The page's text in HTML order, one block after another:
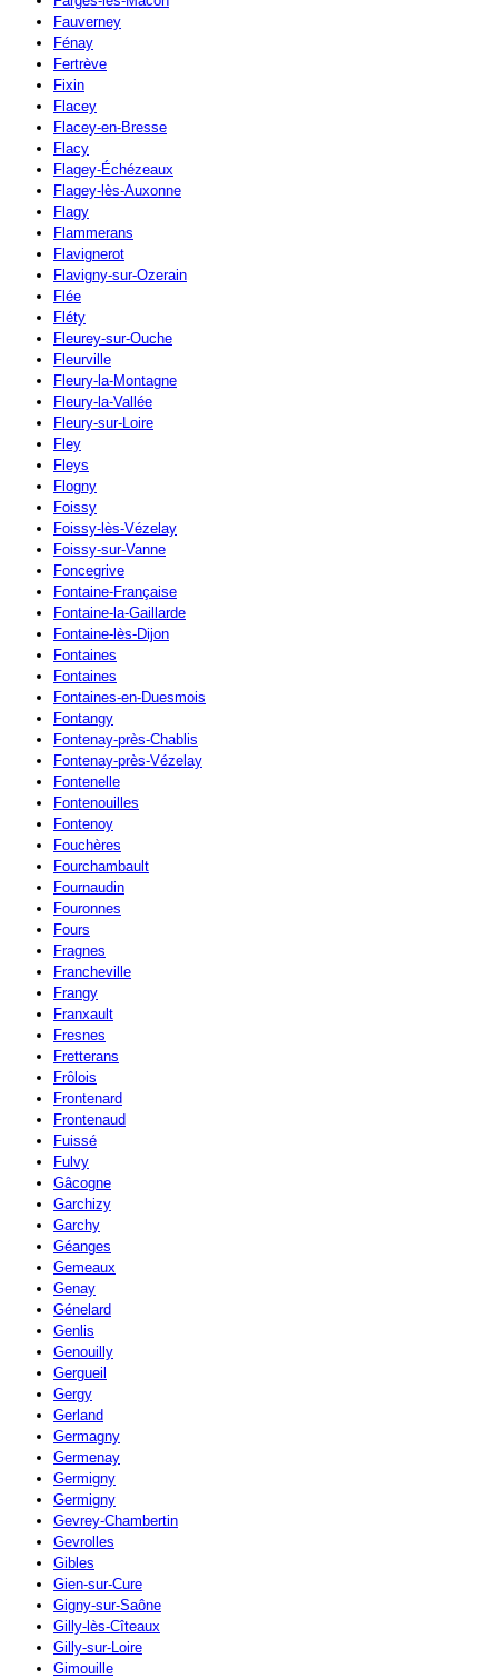
Fauverney
Fénay
Fertrève
Fixin
Flacey
Flacey-en-Bresse
Flacy
Flagey-Échézeaux
Flagey-lès-Auxonne
Flagy
Flammerans
Flavignerot
Flavigny-sur-Ozerain
Flée
Fléty
Fleurey-sur-Ouche
Fleurville
Fleury-la-Montagne
Fleury-la-Vallée
Fleury-sur-Loire
Fley
Fleys
Flogny
Foissy
Foissy-lès-Vézelay
Foissy-sur-Vanne
Foncegrive
Fontaine-Française
Fontaine-la-Gaillarde
Fontaine-lès-Dijon
Fontaines
Fontaines
Fontaines-en-Duesmois
Fontangy
Fontenay-près-Chablis
Fontenay-près-Vézelay
Fontenelle
Fontenouilles
Fontenoy
Fouchères
Fourchambault
Fournaudin
Fouronnes
Fours
Fragnes
Francheville
Frangy
Franxault
Fresnes
Fretterans
Frôlois
Frontenard
Frontenaud
Fuissé
Fulvy
Gâcogne
Garchizy
Garchy
Géanges
Gemeaux
Genay
Génelard
Genlis
Genouilly
Gergueil
Gergy
Gerland
Germagny
Germenay
Germigny
Germigny
Gevrey-Chambertin
Gevrolles
Gibles
Gien-sur-Cure
Gigny-sur-Saône
Gilly-lès-Cîteaux
Gilly-sur-Loire
Gimouille